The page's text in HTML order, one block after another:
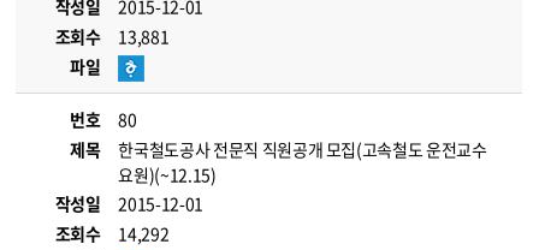
작성일
2015-12-01
조회수
13,881
파일
번호
80
제목
한국철도공사 전문직 직원공개 모집(고속철도 운전교수
요원)(~12.15)
작성일
2015-12-01
조회수
14,292